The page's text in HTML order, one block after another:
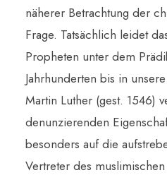
näherer Betrachtung der
Frage. Tatsächlich leidet
Propheten unter dem
Jahrhunderten bis in
Martin Luther (gest. 1546)
denunzierenden
besonders auf die
Vertreter des